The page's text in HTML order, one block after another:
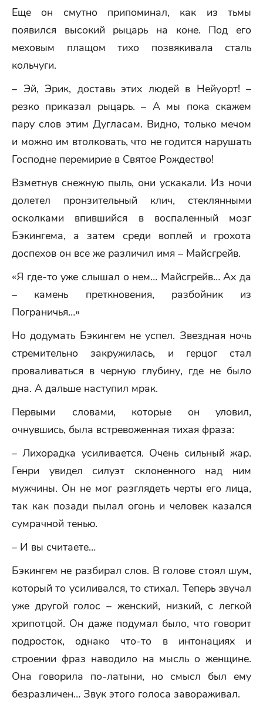
Еще он смутно припоминал, как из тьмы
появился высокий рыцарь на коне. Под его
меховым плащом тихо позвякивала сталь
кольчуги.
– Эй, Эрик, доставь этих людей в Нейуорт! –
резко приказал рыцарь. – А мы пока скажем
пару слов этим Дугласам. Видно, только мечом
и можно им втолковать, что не годится нарушать
Господне перемирие в Святое Рождество!
Взметнув снежную пыль, они ускакали. Из ночи
долетел пронзительный клич, стеклянными
осколками впившийся в воспаленный мозг
Бэкингема, а затем среди воплей и грохота
доспехов он все же различил имя – Майсгрейв.
«Я где-то уже слышал о нем… Майсгрейв… Ах да
– камень преткновения, разбойник из
Пограничья…»
Но додумать Бэкингем не успел. Звездная ночь
стремительно закружилась, и герцог стал
проваливаться в черную глубину, где не было
дна. А дальше наступил мрак.
Первыми словами, которые он уловил,
очнувшись, была встревоженная тихая фраза:
– Лихорадка усиливается. Очень сильный жар.
Генри увидел силуэт склоненного над ним
мужчины. Он не мог разглядеть черты его лица,
так как позади пылал огонь и человек казался
сумрачной тенью.
– И вы считаете…
Бэкингем не разбирал слов. В голове стоял шум,
который то усиливался, то стихал. Теперь звучал
уже другой голос – женский, низкий, с легкой
хрипотцой. Он даже подумал было, что говорит
подросток, однако что-то в интонациях и
строении фраз наводило на мысль о женщине.
Она говорила по-латыни, но смысл был ему
безразличен… Звук этого голоса завораживал.